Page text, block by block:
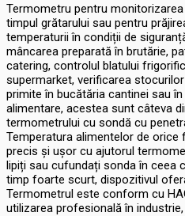
Termometru pentru
timpul grătarului sau pentru
temperaturii în condiții de
mâncarea preparată în brutărie,
catering, controlul blatului
supermarket, verificarea
primite în bucătăria cantinei sau
alimentare, acestea sunt câteva
termometrului cu sondă cu
Temperatura alimentelor de orice
precis și ușor cu ajutorul
lipiți sau cufundați sonda în ceea
timp foarte scurt, dispozitivul
Termometrul este conform cu
utilizarea profesională în